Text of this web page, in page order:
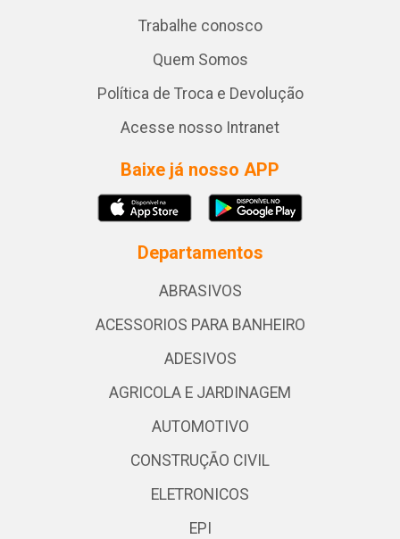
Trabalhe conosco
Quem Somos
Política de Troca e Devolução
Acesse nosso Intranet
Baixe já nosso APP
Departamentos
ABRASIVOS
ACESSORIOS PARA BANHEIRO
ADESIVOS
AGRICOLA E JARDINAGEM
AUTOMOTIVO
CONSTRUÇÃO CIVIL
ELETRONICOS
EPI